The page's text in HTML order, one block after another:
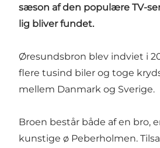
sæson af den populære TV-
lig bliver fundet.
Øresundsbron blev indviet i
flere tusind biler og toge
mellem Danmark og Sverige.
Broen består både af en bro,
kunstige ø Peberholmen.